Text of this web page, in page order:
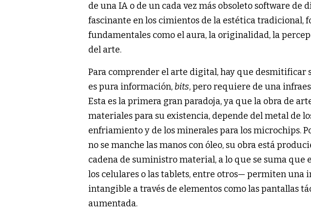
de una IA o de un cada vez más obsoleto software de
fascinante en los cimientos de la estética tradicional,
fundamentales como el aura, la originalidad, la
del arte.
Para comprender el arte digital, hay que
es pura información, bits, pero requiere de una
Esta es la primera gran paradoja, ya que la obra de
materiales para su existencia, depende del metal de
enfriamiento y de los minerales para los microchips.
no se manche las manos con óleo, su obra está
cadena de suministro material, a lo que se suma que
los celulares o las tablets, entre otros— permiten una
intangible a través de elementos como las pantallas
aumentada.